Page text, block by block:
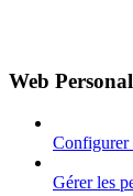
Web
Configurer
Gérer les